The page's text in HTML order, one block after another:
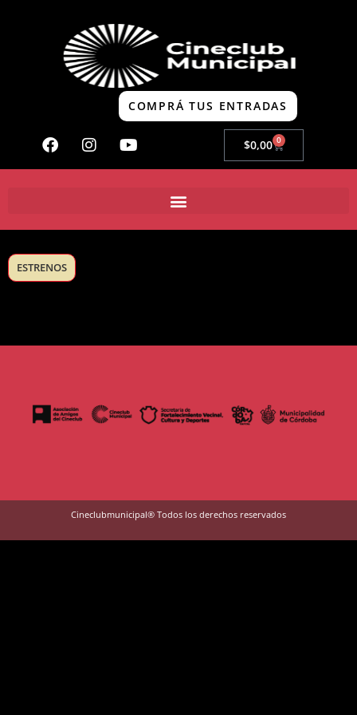
COMPRÁ TUS ENTRADAS
$0,00 0
ESTRENOS
Cineclubmunicipal® Todos los derechos reservados